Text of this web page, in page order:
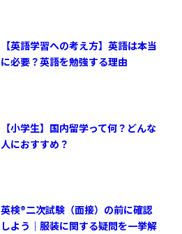
【英語学習への考え方】英語は本当
に必要？英語を勉強する理由
【小学生】国内留学って何？どんな
人におすすめ？
英検®︎二次試験（面接）の前に確認
しよう｜服装に関する疑問を一挙解